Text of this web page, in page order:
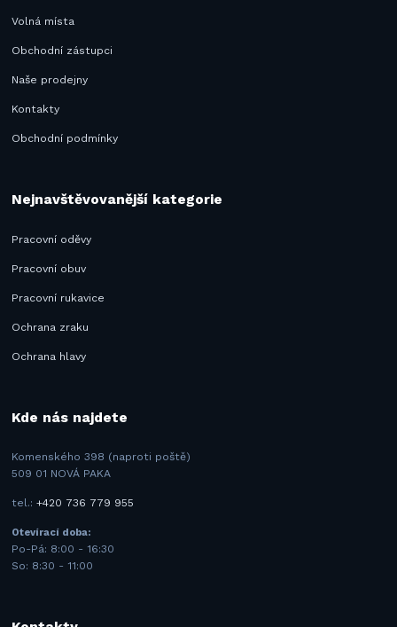
Volná místa
Obchodní zástupci
Naše prodejny
Kontakty
Obchodní podmínky
Nejnavštěvovanější kategorie
Pracovní oděvy
Pracovní obuv
Pracovní rukavice
Ochrana zraku
Ochrana hlavy
Kde nás najdete
Komenského 398 (naproti poště)
509 01 NOVÁ PAKA
tel.:+420 736 779 955
Otevírací doba:
Po-Pá: 8:00 - 16:30
So: 8:30 - 11:00